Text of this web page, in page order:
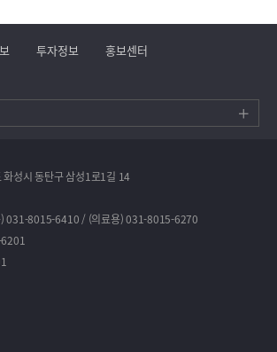
투자정보
홍보센터
성시 동탄구 삼성1로1길 14
) 031-8015-6410 / (의료용) 031-8015-6270